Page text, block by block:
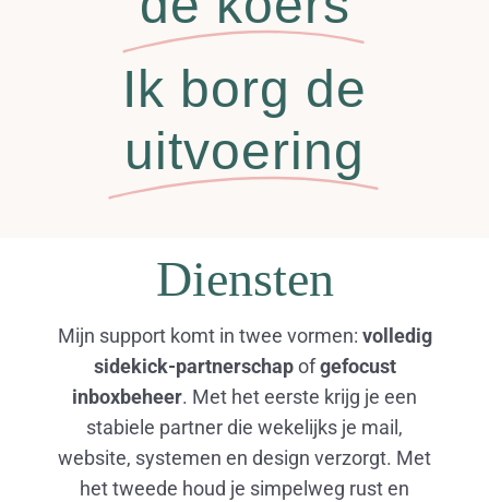
Ik borg de
uitvoering
Diensten
Mijn support komt in twee vormen: volledig
sidekick-partnerschapofgefocust
inboxbeheer. Met het eerste krijg je een
stabiele partner die wekelijks je mail,
website, systemen en design verzorgt. Met
het tweede houd je simpelweg rust en